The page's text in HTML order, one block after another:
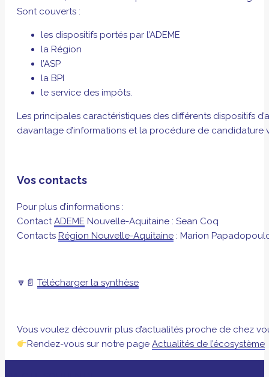
Sont couverts :
les dispositifs portés par l’ADEME
la Région
l’ASP
la BPI
le service des impôts.
Les principales caractéristiques des différents dispositifs
davantage d’informations et la procédure de candidature
Vos contacts
Pour plus d’informations :
ContactADEME Nouvelle-Aquitaine : Sean Coq
Contacts Région Nouvelle-Aquitaine : Marion
🔽📄 Télécharger la synthèse
Vous voulez découvrir plus d’actualités proche de chez
Rendez-vous sur notre pageActualités de l’écosystème